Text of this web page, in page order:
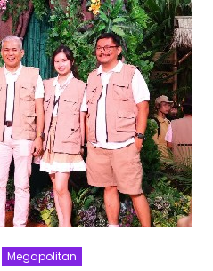
Megapolitan